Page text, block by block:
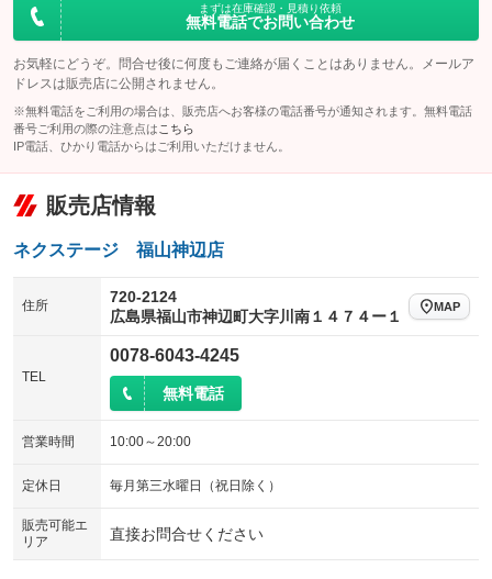
まずは在庫確認・見積り依頼
無料電話でお問い合わせ
お気軽にどうぞ。問合せ後に何度もご連絡が届くことはありません。メールア
ドレスは販売店に公開されません。
※無料電話をご利用の場合は、販売店へお客様の電話番号が通知されます。無料電話
番号ご利用の際の注意点は こちら
IP電話、ひかり電話からはご利用いただけません。
販売店情報
ネクステージ 福山神辺店
住所
720-2124
広島県福山市神辺町大字川南１４７４ー１
MAP
TEL
0078-6043-4245
無料電話
営業時間 10:00～20:00
定休日 毎月第三水曜日（祝日除く）
販売可能エ
リア
直接お問合せください